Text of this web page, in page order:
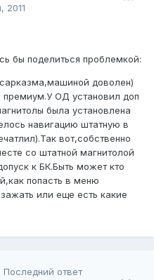
2011
бы поделиться проблемкой:
доволен)
ОД установил доп
была установлена
навигацию штатную в
вот,собственно
со штатной магнитолой
к БК.Быть может кто
попасть в меню
или еще есть какие
Последний ответ